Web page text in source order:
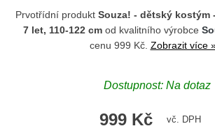
Prvotřídní produkt Souza! - dětský kostým
7 let, 110-122 cmod kvalitního výrobce
cenu 999 Kč. Zobrazit více
Dostupnost: Na dotaz
999 Kč vč. DPH